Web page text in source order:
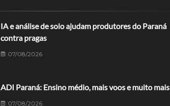
IA e análise de solo ajudam produtores do Paraná
contra pragas
07/08/2026
ADI Paraná: Ensino médio, mais voos e muito mais
07/08/2026